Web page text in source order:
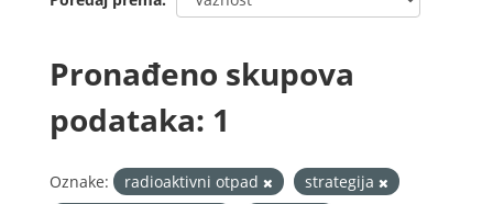
Pronađeno skupova
podataka: 1
Oznake: radioaktivni otpad
strategija